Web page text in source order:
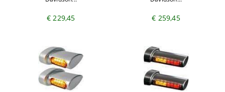
€ 229,45 € 259,45